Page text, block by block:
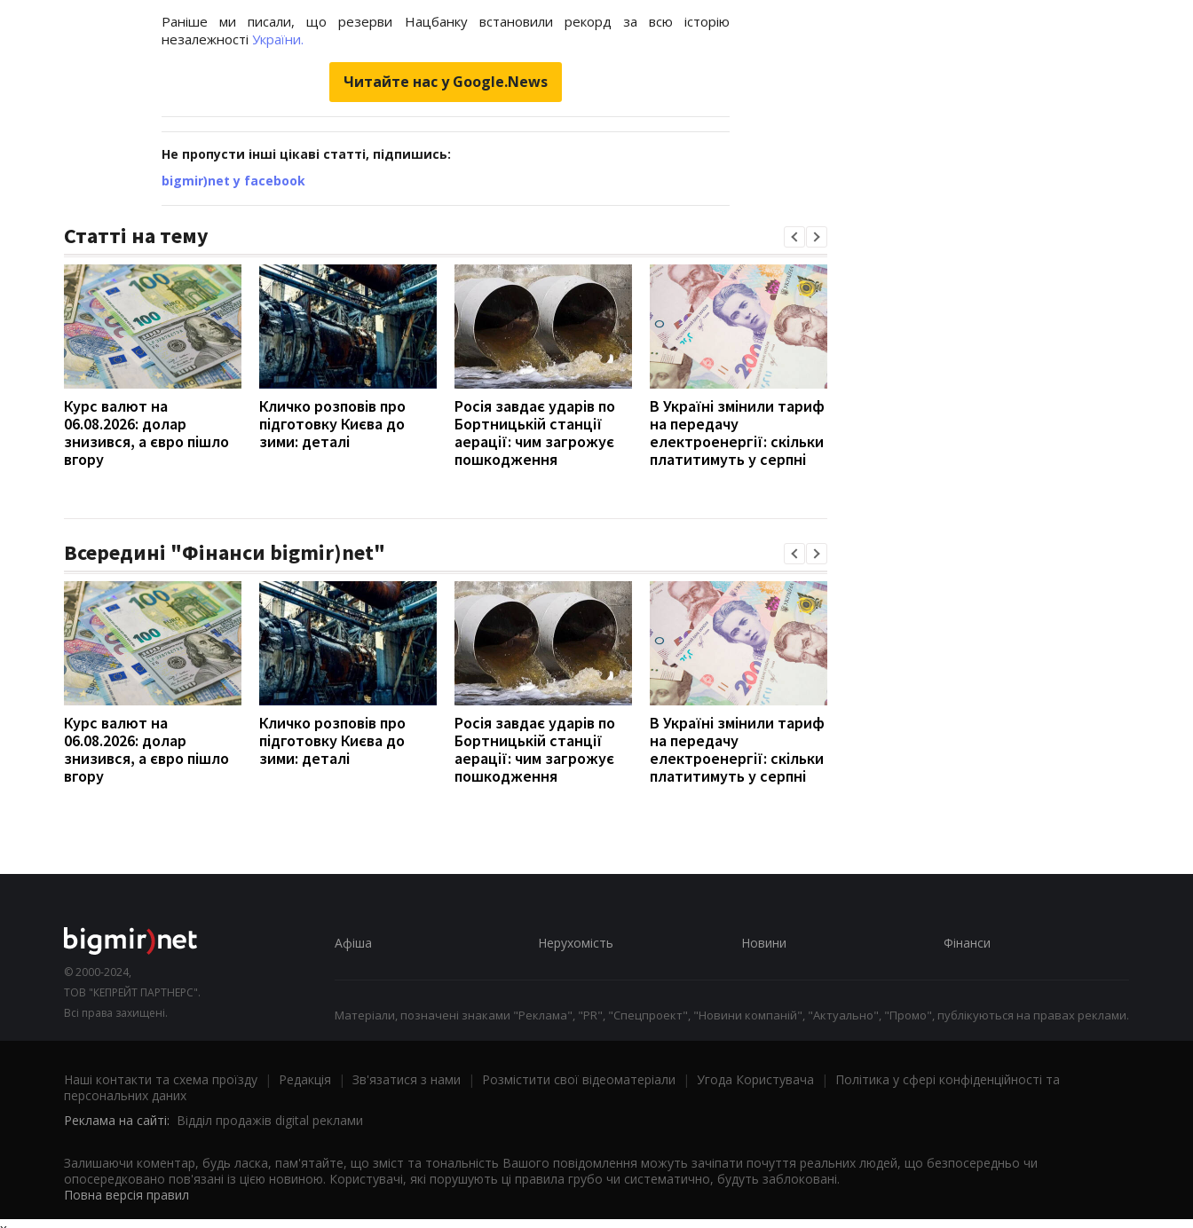
Раніше ми писали, що резерви Нацбанку встановили рекорд за всю історію
незалежності України.
Читайте нас у Google.News
Не пропусти інші цікаві статті, підпишись:
bigmir)net у facebook
Статті на тему
Курс валют на
06.08.2026: долар
знизився, а євро пішло
вгору
Кличко розповів про
підготовку Києва до
зими: деталі
Росія завдає ударів по
Бортницькій станції
аерації: чим загрожує
пошкодження
В Україні змінили тариф
на передачу
електроенергії: скільки
платитимуть у серпні
Всередині "Фінанси bigmir)net"
Курс валют на
06.08.2026: долар
знизився, а євро пішло
вгору
Кличко розповів про
підготовку Києва до
зими: деталі
Росія завдає ударів по
Бортницькій станції
аерації: чим загрожує
пошкодження
В Україні змінили тариф
на передачу
електроенергії: скільки
платитимуть у серпні
© 2000-2024,
ТОВ "КЕПРЕЙТ ПАРТНЕРС".
Всі права захищені.
Афіша Нерухомість Новини Фінанси
Матеріали, позначені знаками "Реклама", "PR", "Спецпроект", "Новини компаній", "Актуально", "Промо", публікуються на правах реклами.
Наші контакти та схема проїзду | Редакція | Зв'язатися з нами | Розмістити свої відеоматеріали | Угода Користувача |
Політика у сфері конфіденційності та
персональних даних
Реклама на сайті: Відділ продажів digital реклами
Залишаючи коментар, будь ласка, пам'ятайте, що зміст та тональність Вашого повідомлення можуть зачіпати почуття реальних людей, що безпосередньо чи
опосередковано пов'язані із цією новиною. Користувачі, які порушують ці правила грубо чи систематично, будуть заблоковані.
Повна версія правил